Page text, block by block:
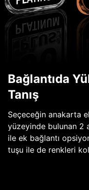
Bağlantıda
Tanış
Seçeceğin anakarta
yüzeyinde bulunan 2
ile ek bağlantı
tuşu ile de renkleri